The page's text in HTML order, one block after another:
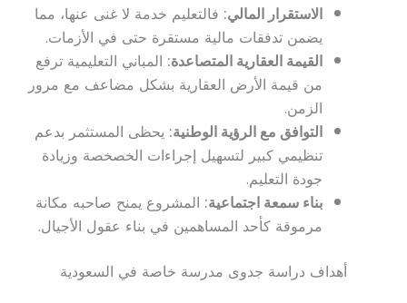
الاستقرار المالي:فالتعليم خدمة لا غنى عنها، مما
يضمن تدفقات مالية مستقرة حتى في الأزمات.
القيمة العقارية المتصاعدة:المباني التعليمية ترفع
من قيمة الأرض العقارية بشكل مضاعف مع مرور
الزمن.
التوافق مع الرؤية الوطنية:يحظى المستثمر بدعم
تنظيمي كبير لتسهيل إجراءات الخصخصة وزيادة
جودة التعليم.
بناء سمعة اجتماعية:المشروع يمنح صاحبه مكانة
مرموقة كأحد المساهمين في بناء عقول الأجيال.
أهداف دراسة جدوى مدرسة خاصة في السعودية